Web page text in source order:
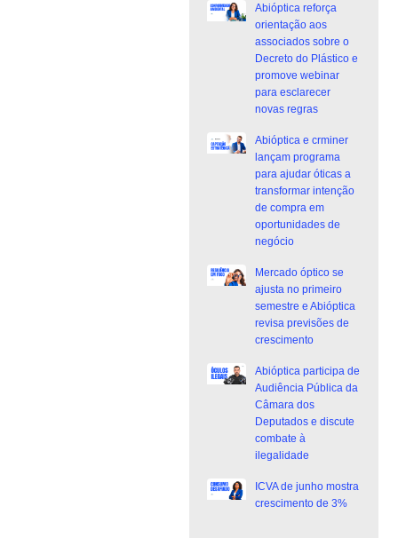
Abióptica reforça
orientação aos
associados sobre o
Decreto do Plástico e
promove webinar
para esclarecer
novas regras
Abióptica e crminer
lançam programa
para ajudar óticas a
transformar intenção
de compra em
oportunidades de
negócio
Mercado óptico se
ajusta no primeiro
semestre e Abióptica
revisa previsões de
crescimento
Abióptica participa de
Audiência Pública da
Câmara dos
Deputados e discute
combate à
ilegalidade
ICVA de junho mostra
crescimento de 3%